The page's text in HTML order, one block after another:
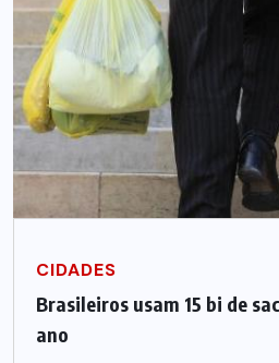
CIDADES
Brasileiros usam 15 bi de
ano